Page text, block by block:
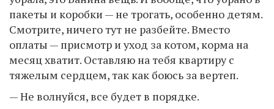
пакеты и коробки — не трогать, особенно детям.
Смотрите, ничего тут не разбейте. Вместо
оплаты — присмотр и уход за котом, корма на
месяц хватит. Оставляю на тебя квартиру с
тяжелым сердцем, так как боюсь за вертеп.
— Не волнуйся, все будет в порядке.